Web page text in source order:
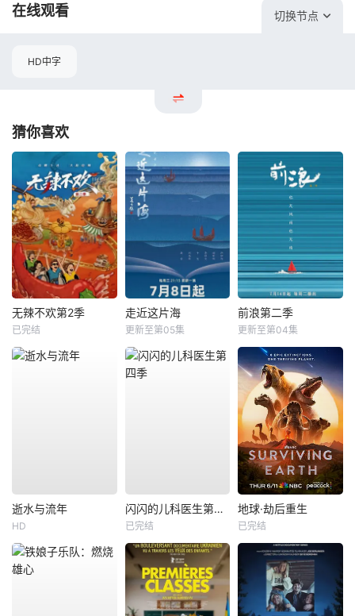
在线观看 切换节点
HD中字
猜你喜欢
无辣不欢第2季
已完结
走近这片海
更新至第05集
前浪第二季
更新至第04集
逝水与流年
HD
闪闪的儿科医生第四季
已完结
地球·劫后重生
已完结